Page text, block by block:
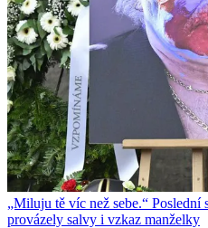
„Miluju tě víc než sebe.“
provázely salvy i vzkaz manželky